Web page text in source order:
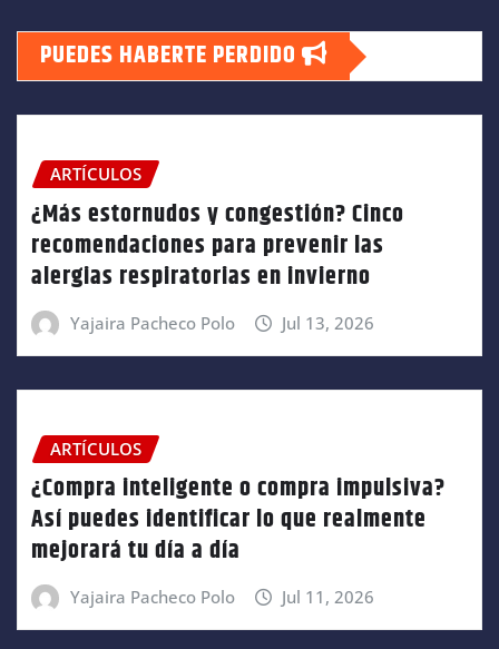
PUEDES HABERTE PERDIDO
ARTÍCULOS
¿Más estornudos y congestión? Cinco
recomendaciones para prevenir las
alergias respiratorias en invierno
Yajaira Pacheco Polo Jul 13, 2026
ARTÍCULOS
¿Compra inteligente o compra impulsiva?
Así puedes identificar lo que realmente
mejorará tu día a día
Yajaira Pacheco Polo Jul 11, 2026